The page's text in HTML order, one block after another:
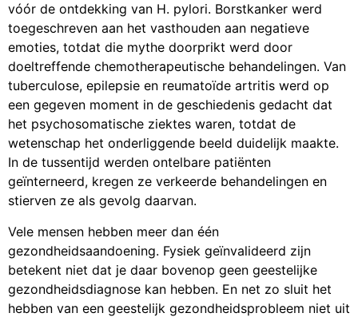
vóór de ontdekking van H. pylori. Borstkanker werd
toegeschreven aan het vasthouden aan negatieve
emoties, totdat die mythe doorprikt werd door
doeltreffende chemotherapeutische behandelingen. Van
tuberculose, epilepsie en reumatoïde artritis werd op
een gegeven moment in de geschiedenis gedacht dat
het psychosomatische ziektes waren, totdat de
wetenschap het onderliggende beeld duidelijk maakte.
In de tussentijd werden ontelbare patiënten
geïnterneerd, kregen ze verkeerde behandelingen en
stierven ze als gevolg daarvan.
Vele mensen hebben meer dan één
gezondheidsaandoening. Fysiek geïnvalideerd zijn
betekent niet dat je daar bovenop geen geestelijke
gezondheidsdiagnose kan hebben. En net zo sluit het
hebben van een geestelijk gezondheidsprobleem niet uit